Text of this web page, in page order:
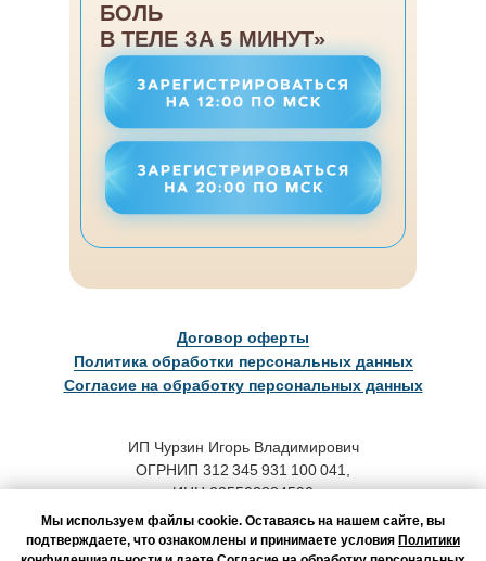
БОЛЬ
В ТЕЛЕ ЗА 5 МИНУТ»
ИП Чурзин Игорь Владимирович
ОГРНИП 312 345 931 100 041,
ИНН 235503884590
Адрес для корреспонденции:
Согласие на обработку персональных данных
Политика обработки персональных данных
Договор оферты
Мы используем файлы cookie. Оставаясь на нашем сайте, вы
подтверждаете, что ознакомлены и принимаете условия Политики